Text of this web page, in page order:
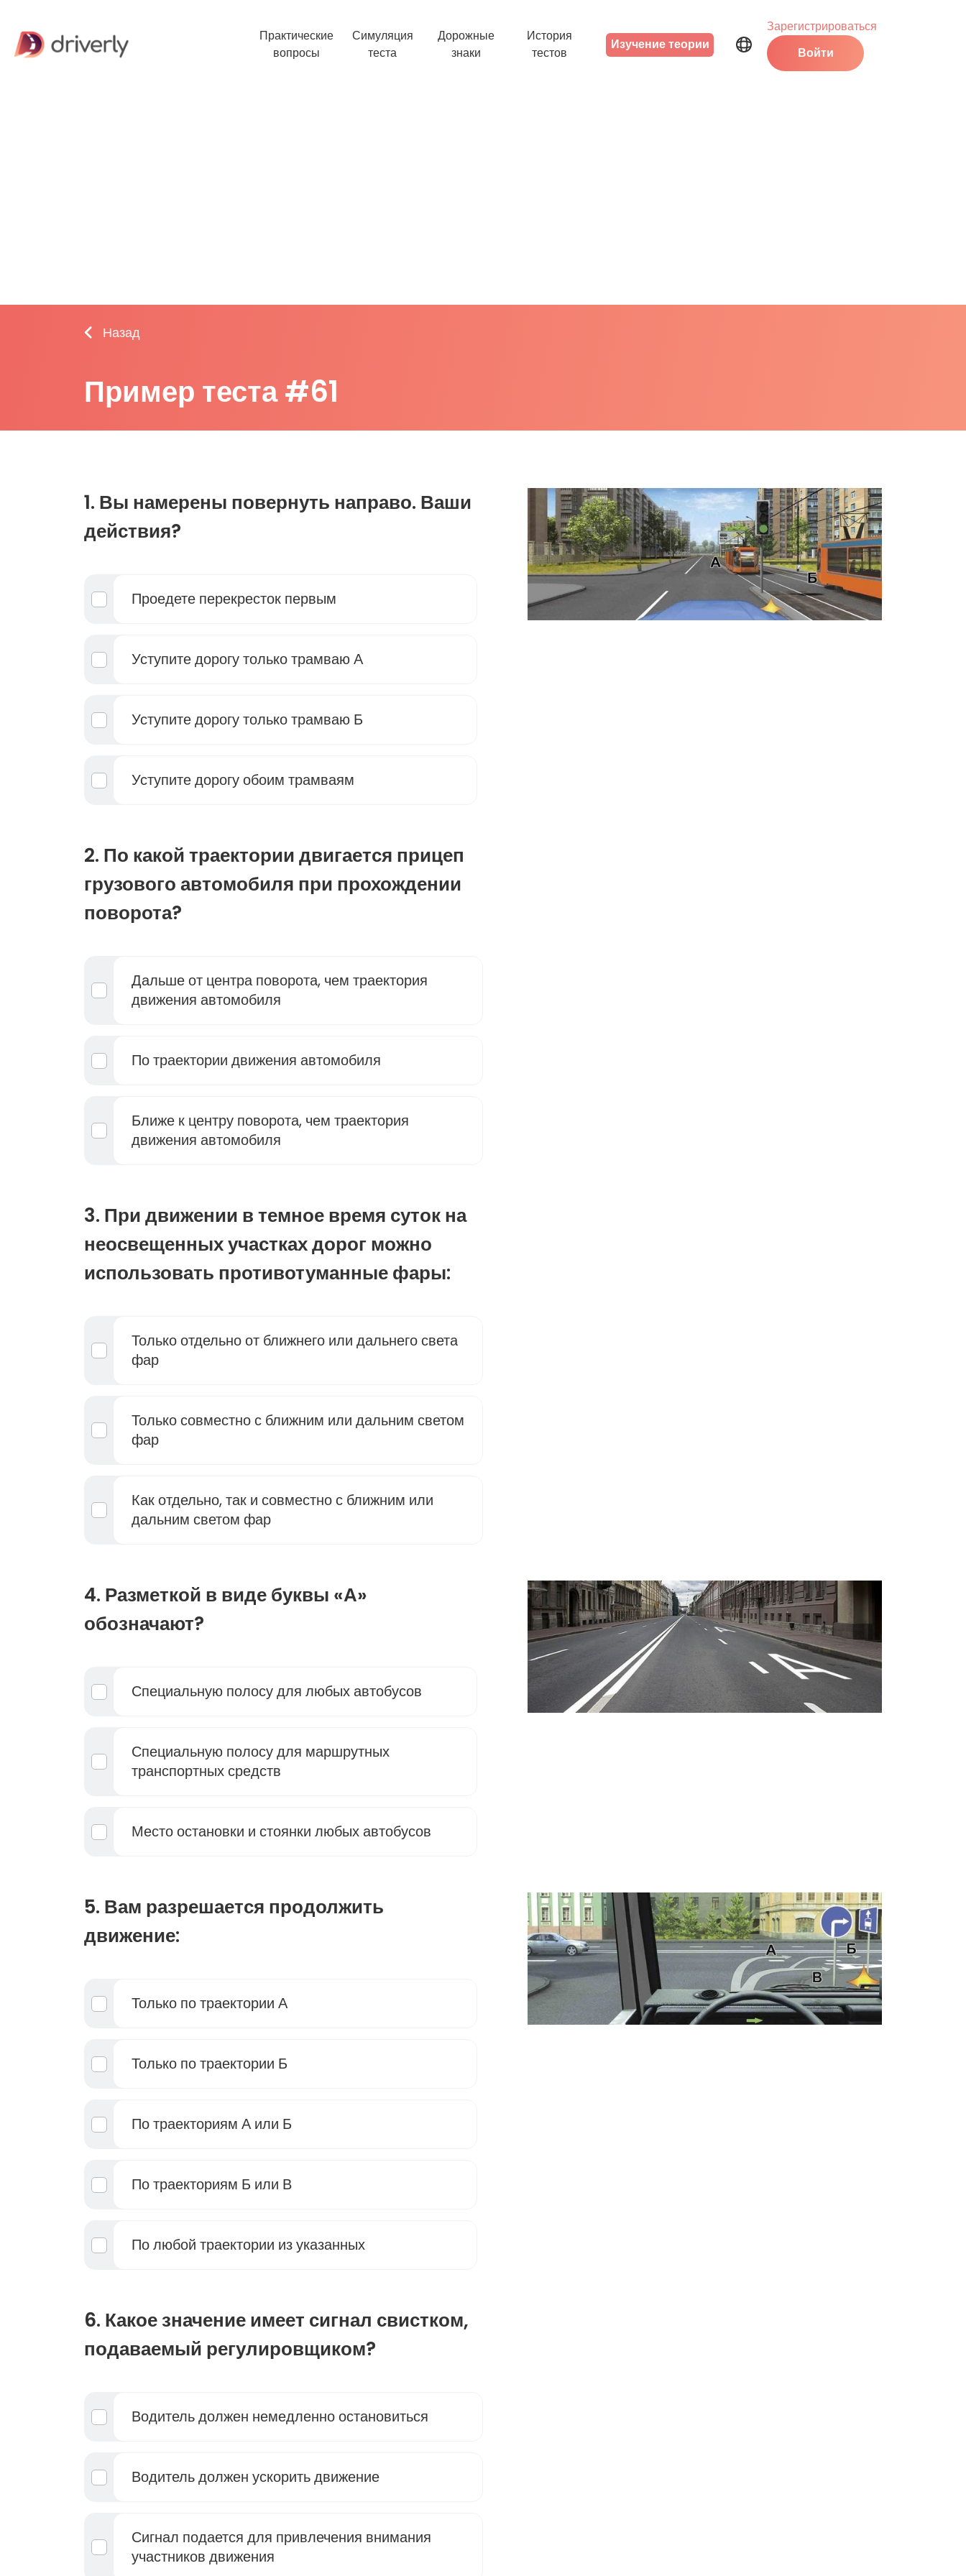
Практические
вопросы
Симуляция
теста
Дорожные
знаки
История
тестов
Изучение теории
Зарегистрироваться
Войти
Назад
Пример теста #61
1. Вы намерены повернуть направо. Ваши
действия?
Проедете перекресток первым
Уступите дорогу только трамваю А
Уступите дорогу только трамваю Б
Уступите дорогу обоим трамваям
2. По какой траектории двигается прицеп
грузового автомобиля при прохождении
поворота?
Дальше от центра поворота, чем траектория
движения автомобиля
По траектории движения автомобиля
Ближе к центру поворота, чем траектория
движения автомобиля
3. При движении в темное время суток на
неосвещенных участках дорог можно
использовать противотуманные фары:
Только отдельно от ближнего или дальнего света
фар
Только совместно с ближним или дальним светом
фар
Как отдельно, так и совместно с ближним или
дальним светом фар
4. Разметкой в виде буквы «А»
обозначают?
Специальную полосу для любых автобусов
Специальную полосу для маршрутных
транспортных средств
Место остановки и стоянки любых автобусов
5. Вам разрешается продолжить
движение:
Только по траектории А
Только по траектории Б
По траекториям А или Б
По траекториям Б или В
По любой траектории из указанных
6. Какое значение имеет сигнал свистком,
подаваемый регулировщиком?
Водитель должен немедленно остановиться
Водитель должен ускорить движение
Сигнал подается для привлечения внимания
участников движения